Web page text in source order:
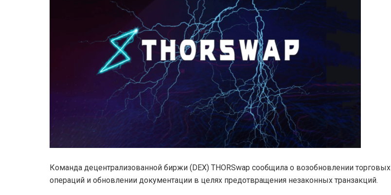
Команда децентрализованной биржи (DEX) THORSwap сообщила о возобновлении торговых
операций и обновлении документации в целях предотвращения незаконных транзакций.